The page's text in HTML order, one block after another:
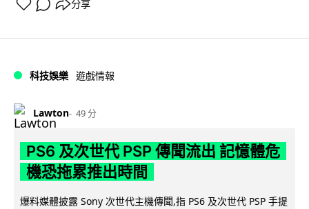
分享
科技娛樂 遊戲情報
Lawton 49 分
PS6 及次世代 PSP 傳聞流出 記憶體危
機恐拖累推出時間
爆料媒體披露 Sony 次世代主機傳聞,指 PS6 及次世代 PSP 手提